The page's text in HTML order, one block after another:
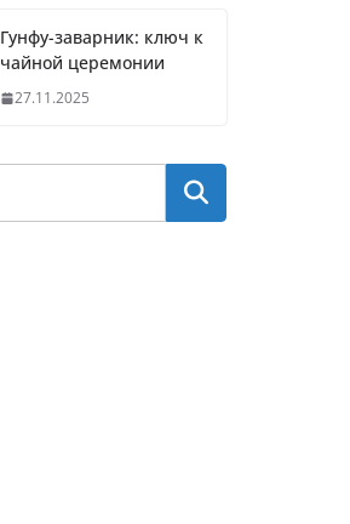
Гунфу-заварник: ключ к
чайной церемонии
27.11.2025